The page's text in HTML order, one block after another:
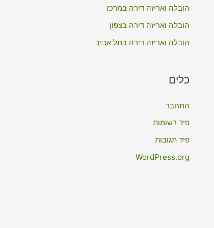
הובלה ואריזה דירה במרכז
הובלה ואריזה דירה בצפון
הובלה ואריזה דירה בתל אביב
כלים
התחבר
פיד רשומות
פיד תגובות
WordPress.org